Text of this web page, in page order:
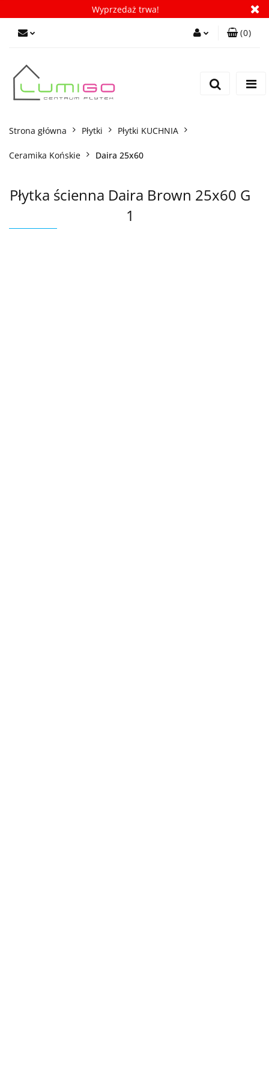
Wyprzedaż trwa!
(0)
Strona główna Płytki Płytki KUCHNIA
Ceramika Końskie Daira 25x60
Płytka ścienna Daira Brown 25x60 G
1